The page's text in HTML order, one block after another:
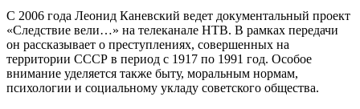
С 2006 года Леонид Каневский ведет документальный проект
«Следствие вели…» на телеканале НТВ. В рамках передачи
он рассказывает о преступлениях, совершенных на
территории СССР в период с 1917 по 1991 год. Особое
внимание уделяется также быту, моральным нормам,
психологии и социальному укладу советского общества.